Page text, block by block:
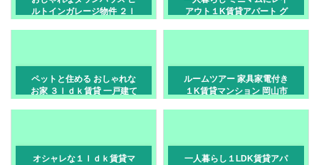
ルトインガレージ物件 ２ｌ
アウト１K賃貸アパート グ
ペットと住める おしゃれな
お家 ３ｌｄｋ賃貸 一戸建て
ルームツアー 家具家電付き
１K賃貸マンション 岡山市
オシャレな１ｌｄｋ賃貸マ
一人暮らし１LDK賃貸アパ